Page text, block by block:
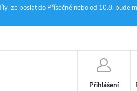
lze poslat do Přísečné nebo od 10.8. bude
Přihlášení